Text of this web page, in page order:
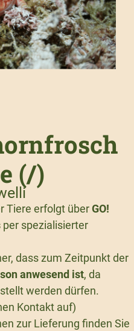
(/)
Tiere erfolgt überGO!
per spezialisierter
dass zum Zeitpunkt der
anwesend ist, da
werden dürfen.
Kontakt auf)
zur Lieferung finden Sie